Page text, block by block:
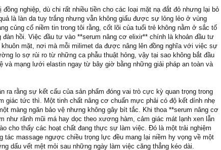
nghiệp, dù chi rất nhiều tiền cho các loại mặt nạ đắt đỏ nhưng lại bỏ
là làn da tuy trắng nhưng vẫn không giấu được sự lỏng lẻo ở vùng
củng cố niềm tin trong tôi rằng, cốt lõi của tuổi trẻ không nằm ở sắc tố
đàn hồi. Việc đầu tư vào **serum nâng cơ elixir** chính là khoản đầu tư
mặt, nơi mà mỗi milimet da được nâng lên đồng nghĩa với việc sự
lo sợ rủi ro từ những ca phẫu thuật hỏng, vậy tại sao không bắt đầu
và mạng lưới elastin ngay từ bây giờ bằng những giải pháp an toàn và
ra rằng sự kết cấu của sản phẩm đóng vai trò cực kỳ quan trọng trong
giác tức thì. Một tinh chất nâng cơ chuẩn mực phải có độ kết dính nhẹ
màng ngăn bảo vệ nhưng không gây bít tắc. Khi thoa **serum nâng cơ
như rãnh mũi má hay dọc theo xương hàm, cảm giác mát lạnh xen lẫn
cho thấy các hoạt chất đang thực sự làm việc. Đó là một trải nghiệm
tác massage ngược chiều trọng lực đều mang lại niềm hy vọng về một
dấu vết mệt mỏi sau những ngày làm việc căng thẳng kéo dài.